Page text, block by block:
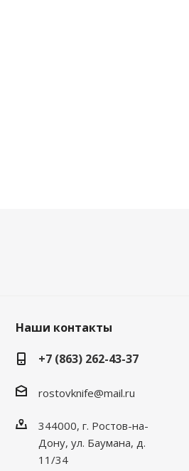
Наши контакты
+7 (863) 262-43-37
rostovknife@mail.ru
344000, г. Ростов-на-
Дону, ул. Баумана, д.
11/34